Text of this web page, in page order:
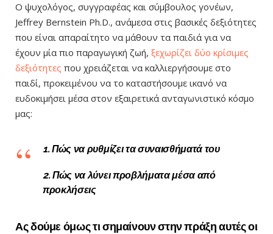
Ο ψυχολόγος, συγγραφέας και σύμβουλος γονέων,
Jeffrey Bernstein Ph.D., ανάμεσα στις βασικές δεξιότητες
που είναι απαραίτητο να μάθουν τα παιδιά για να
έχουν μία πιο παραγωγική ζωή, ξεχωρίζει δύο κρίσιμες
δεξιότητες που χρειάζεται να καλλιεργήσουμε στο
παιδί, προκειμένου να το καταστήσουμε ικανό να
ευδοκιμήσει μέσα στον εξαιρετικά ανταγωνιστικό κόσμο
μας:
1. Πώς να ρυθμίζει τα συναισθήματά του
2. Πώς να λύνει προβλήματα μέσα από
προκλήσεις
Ας δούμε όμως τι σημαίνουν στην πράξη αυτές οι